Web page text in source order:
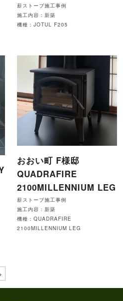
薪ストーブ施工事例
施工内容：新築
機種：JOTUL F205
おおい町 F様邸
QUADRAFIRE
2100MILLENNIUM LEG
薪ストーブ施工事例
施工内容：新築
機種：QUADRAFIRE
2100MILLENNIUM LEG